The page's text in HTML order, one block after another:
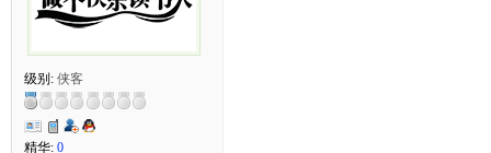
级别: 侠客
精华: 0